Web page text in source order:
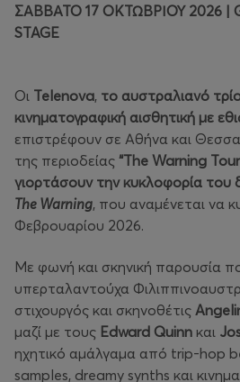
ΣΑΒΒΑΤΟ 17 ΟΚΤΩΒΡΙΟΥ 2026 |
STAGE
Οι Telenova, το αυστραλιανό
κινηματογραφική αισθητική με
επιστρέφουν σε Αθήνα και
της περιοδείας “The Warning Tour
γιορτάσουν την κυκλοφορία του
The Warning, που αναμένεται να
Φεβρουαρίου 2026.
Με φωνή και σκηνική παρουσία
υπερταλαντούχα
στιχουργός και σκηνοθέτις
μαζί με τους Edward Quinn και
ηχητικό αμάλγαμα από trip-hop
samples, dreamy synths και